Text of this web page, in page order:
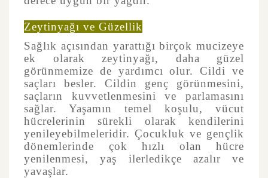
Zeytinyağı ve Güzellik
Sağlık açısından yarattığı birçok mucizeye
ek olarak zeytinyağı, daha güzel
görünmemize de yardımcı olur. Cildi ve
saçları besler. Cildin genç görünmesini,
saçların kuvvetlenmesini ve parlamasını
sağlar. Yaşamın temel koşulu, vücut
hücrelerinin sürekli olarak kendilerini
yenileyebilmeleridir. Çocukluk ve gençlik
dönemlerinde çok hızlı olan hücre
yenilenmesi, yaş ilerledikçe azalır ve
yavaşlar.